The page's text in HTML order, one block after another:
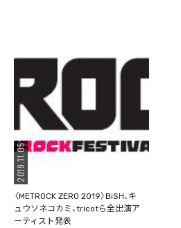
2019.11.05
〈METROCK ZERO 2019〉BiSH、キ
ュウソネコカミ、tricotら全出演ア
ーティスト発表